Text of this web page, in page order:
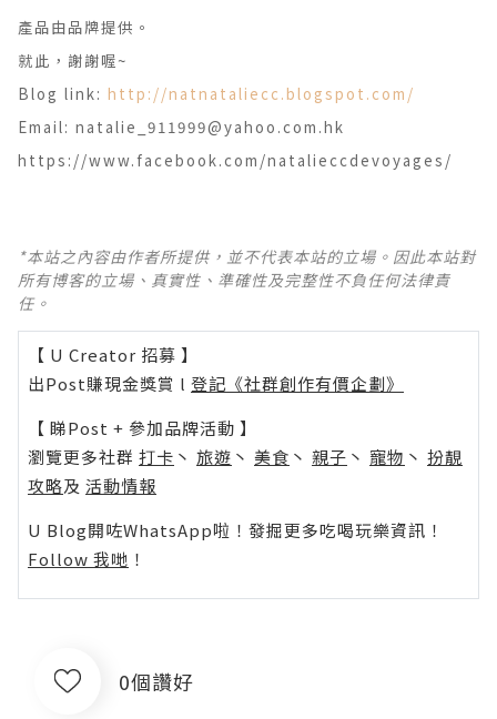
產品由品牌提供。
就此，謝謝喔~
Blog link: http://natnataliecc.blogspot.com/
Email: natalie_911999@yahoo.com.hk
https://www.facebook.com/natalieccdevoyages/
*本站之內容由作者所提供，並不代表本站的立場。因此本站對
所有博客的立場、真實性、準確性及完整性不負任何法律責
任。
【 U Creator 招募 】
出Post賺現金獎賞 l 登記《社群創作有價企劃》
【 睇Post + 參加品牌活動 】
瀏覽更多社群 打卡 丶 旅遊 丶 美食 丶 親子 丶 寵物 丶 扮靚
攻略及 活動情報
U Blog開咗WhatsApp啦！發掘更多吃喝玩樂資訊！
Follow 我哋 ！
0個讚好